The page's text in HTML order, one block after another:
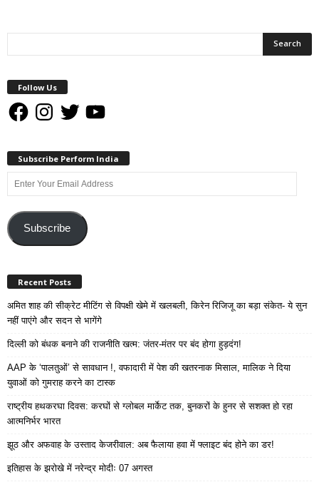
Follow Us
FacebookInstagram
Twitter YouTube
Subscribe Perform India
Enter
Your
Email
AddressSubscribe
Recent Posts
अमित शाह की सीक्रेट मीटिंग से विपक्षी खेमे में खलबली, किरेन रिजिजू का बड़ा संकेत- ये सुन
नहीं पाएंगे और सदन से भागेंगे
दिल्ली को बंधक बनाने की राजनीति खत्म: जंतर-मंतर पर बंद होगा हुड़दंग!
AAP के ‘पालतुओं’ से सावधान !, वफादारी में पेश की खतरनाक मिसाल, मालिक ने दिया
युवाओं को गुमराह करने का टास्क
राष्ट्रीय हथकरघा दिवस: करघों से ग्लोबल मार्केट तक, बुनकरों के हुनर से सशक्त हो रहा
आत्मनिर्भर भारत
झूठ और अफवाह के उस्ताद केजरीवाल: अब फैलाया हवा में फ्लाइट बंद होने का डर!
इतिहास के झरोखे में नरेन्द्र मोदीः 07 अगस्त